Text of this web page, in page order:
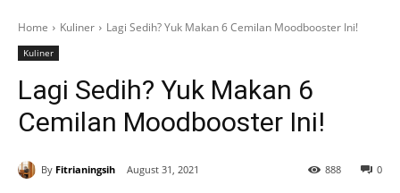
Home Kuliner Lagi Sedih? Yuk Makan 6 Cemilan Moodbooster Ini!
Kuliner
Lagi Sedih? Yuk Makan 6
Cemilan Moodbooster Ini!
By Fitrianingsih August 31, 2021 0
888